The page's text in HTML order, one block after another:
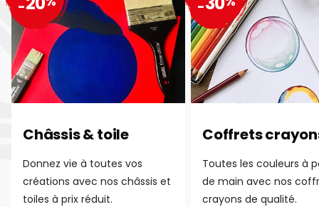
Châssis & toile
Donnez vie à toutes vos
créations avec nos châssis et
toiles à prix réduit.
-
Coffrets
Toutes les couleurs à
de main avec nos
crayons de qualité.
-